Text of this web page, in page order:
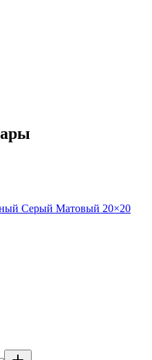
Серый Матовый 20×20